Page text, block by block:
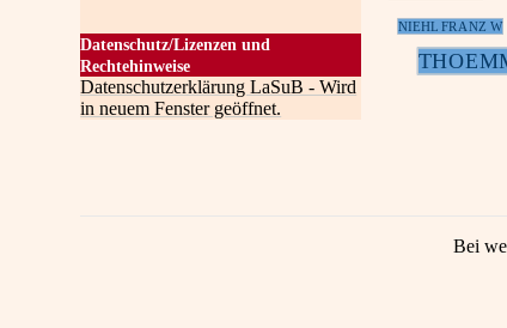
Datenschutz/Lizenzen und
Rechtehinweise
Datenschutzerklärung LaSuB - Wird
in neuem Fenster geöffnet.
NIEHL FRANZ W
Bei